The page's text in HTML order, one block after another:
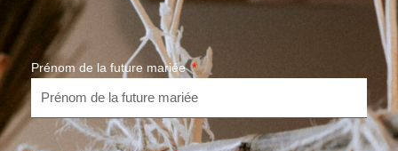
Prénom de la future mariée